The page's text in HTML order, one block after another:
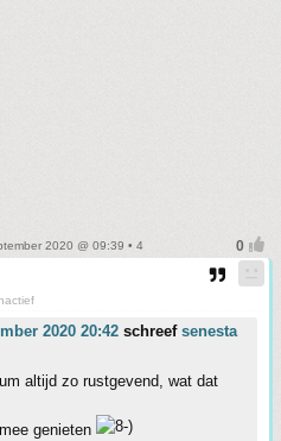
2020 @ 09:39 • 4
2020 20:42 schreef senesta
altijd zo rustgevend, wat dat
genieten